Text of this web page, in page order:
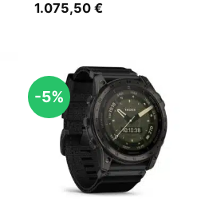
1.075,50 €
-5%